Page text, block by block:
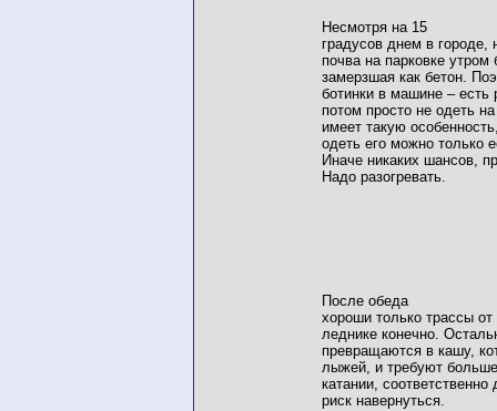
Несмотря на 15
градусов днем в
почва на парковке утром
замерзшая как бетон.
ботинки в машине – есть
потом просто не одеть
имеет такую
одеть его можно только
Иначе никаких шансов,
Надо разогревать.
После обеда
хороши только трассы
леднике конечно.
превращаются в кашу,
лыжей, и требуют
катании, соответственно
риск навернуться.